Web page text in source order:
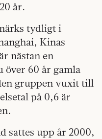
år.
tydligt i
Kinas
nästan en
över 60 år gamla
gruppen vuxit till
på 0,6 är
sattes upp år 2000,